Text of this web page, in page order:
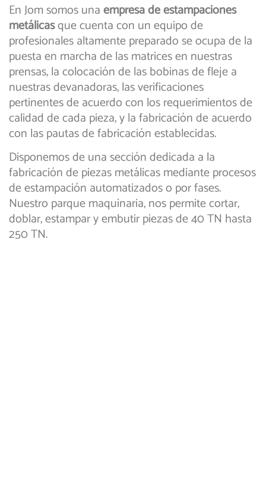
En Jom somos unaempresa de estampaciones
metálicasque cuenta con un equipo de
profesionales altamente preparado se ocupa de la
puesta en marcha de las matrices en nuestras
prensas, la colocación de las bobinas de fleje a
nuestras devanadoras, las verificaciones
pertinentes de acuerdo con los requerimientos de
calidad de cada pieza, y la fabricación de acuerdo
con las pautas de fabricación establecidas.
Disponemos de una sección dedicada a la
fabricación de piezas metálicas mediante procesos
de estampación automatizados o por fases.
Nuestro parque maquinaria, nos permite cortar,
doblar, estampar y embutir piezas de 40 TN hasta
250 TN.